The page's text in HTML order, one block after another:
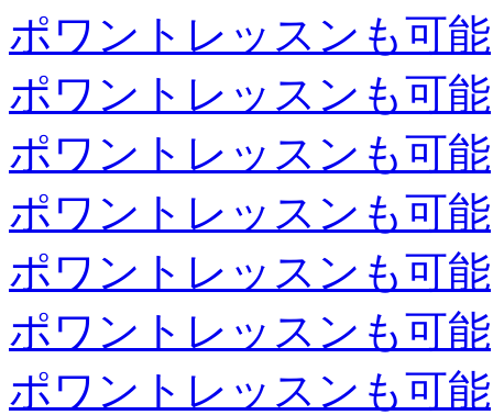
ポワントレッスンも可能
ポワントレッスンも可能
ポワントレッスンも可能
ポワントレッスンも可能
ポワントレッスンも可能
ポワントレッスンも可能
ポワントレッスンも可能